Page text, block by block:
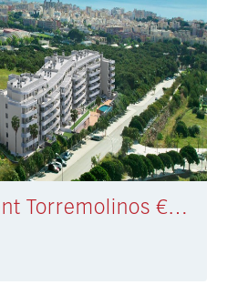
Appartement Torremolinos € 563.000,-